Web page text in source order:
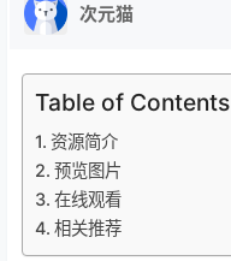
次元猫
Table of Contents
资源简介
预览图片
在线观看
相关推荐